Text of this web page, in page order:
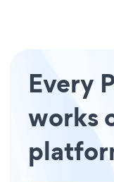
Every
works